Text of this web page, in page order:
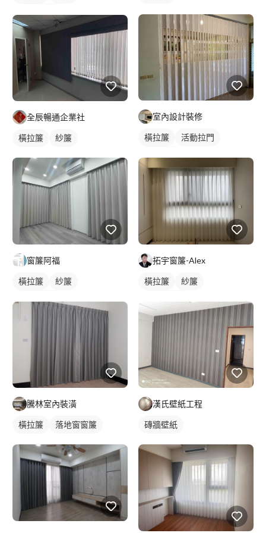
全辰暢通企業社
橫拉簾 紗簾
窗簾阿福
橫拉簾
紗簾
騰林室內裝潢
橫拉簾 落地窗窗簾
室內設計裝修
橫拉簾
活動拉門
拓宇窗簾-Alex
橫拉簾
紗簾
漢氏壁紙工程
磚牆壁紙